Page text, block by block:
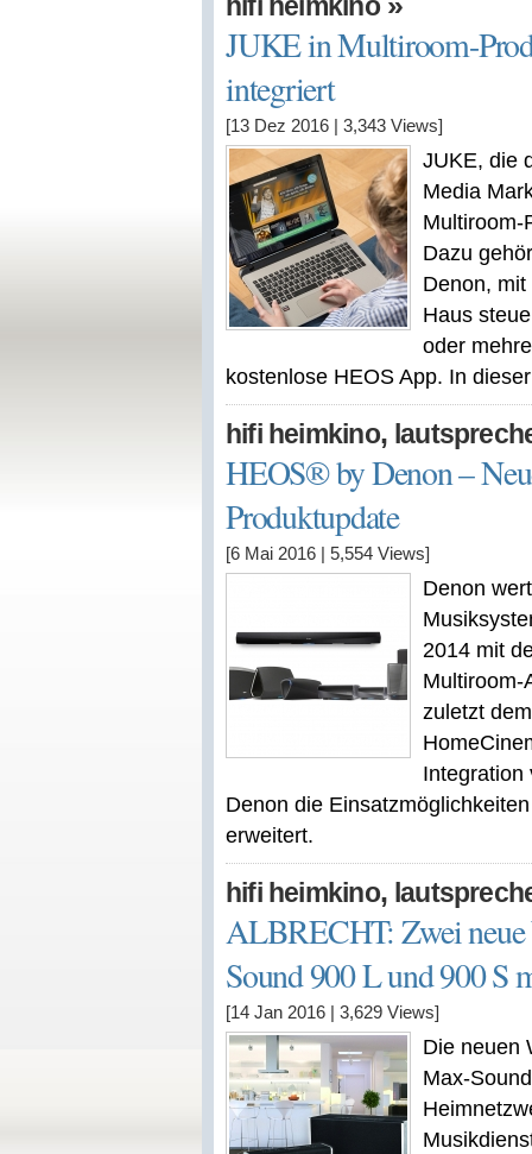
JUKE in Multiroom-
integriert
[13 Dez 2016 3,343 Views]
JUKE, die
Media
Multiroom-
Dazu
Denon,
Haus
oder
kostenlose HEOS App. In
hifi heimkino,
HEOS® by Denon –
Produktupdate
[6 Mai 2016 5,554 Views]
Denon
2014 mit
Multiroom-
zuletzt
Integration
Denon die
erweitert.
hifi heimkino,
ALBRECHT: Zwei
Sound 900 L und 900
[14 Jan 2016 3,629 Views]
Die neuen
Max-